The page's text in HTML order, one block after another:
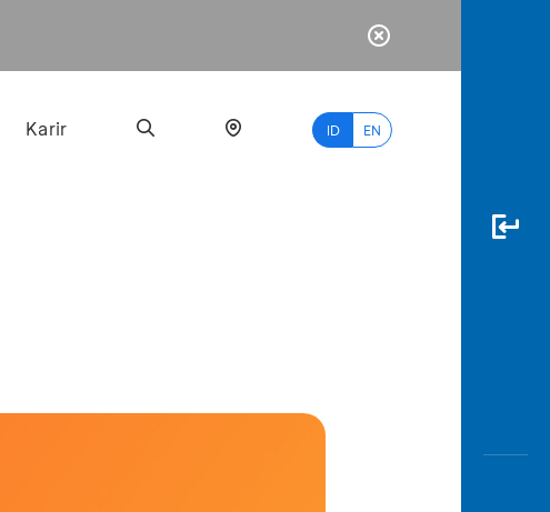
Karir ID EN